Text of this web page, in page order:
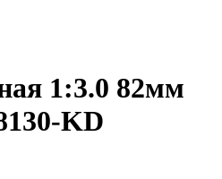
1:3.0 82мм
KD